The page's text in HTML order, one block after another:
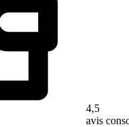
4,5
avis